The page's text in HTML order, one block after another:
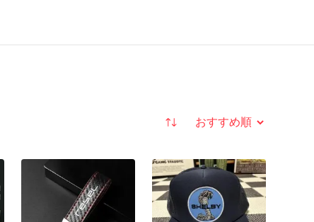
並び替え